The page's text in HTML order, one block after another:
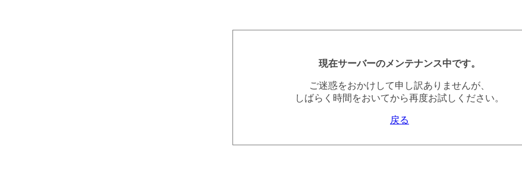
現在サーバーのメンテナンス中です。
ご迷惑をおかけして申し訳ありませんが、
しばらく時間をおいてから再度お試しください。
戻る